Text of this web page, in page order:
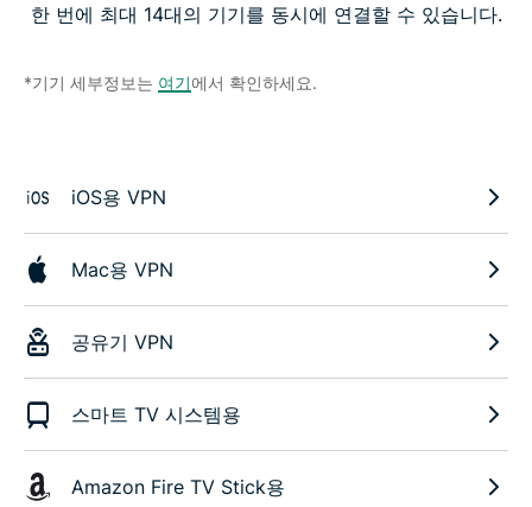
한 번에 최대 14대의 기기를 동시에 연결할 수 있습니다.
*기기 세부정보는 여기에서 확인하세요.
iOS용 VPN
Mac용 VPN
공유기 VPN
스마트 TV 시스템용
Amazon Fire TV Stick용